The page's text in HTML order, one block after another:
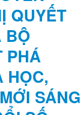
QUYẾT
BỘ
PHÁ
HỌC,
SÁNG